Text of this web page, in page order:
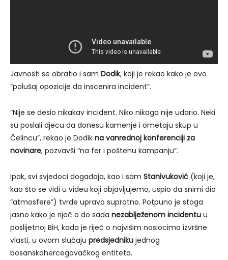
Javnosti se obratio i sam Dodik, koji je rekao kako je ovo
“polušaj opozicije da inscenira incident”.
“Nije se desio nikakav incident. Niko nikoga nije udario. Neki
su poslali djecu da donesu kamenje i ometaju skup u
Čelincu”, rekao je Dodik na vanrednoj konferenciji za
novinare, pozvavši “na fer i poštenu kampanju”.
Ipak, svi svjedoci događaja, kao i sam Stanivuković (koji je,
kao što se vidi u videu koji objavljujemo, uspio da snimi dio
“atmosfere”) tvrde upravo suprotno. Potpuno je stoga
jasno kako je riječ o do sada nezablježenom incidentu u
poslijetnoj BiH, kada je riječ o najvišim nosiocima izvršne
vlasti, u ovom slučaju predsjedniku jednog
bosanskohercegovačkog entiteta.